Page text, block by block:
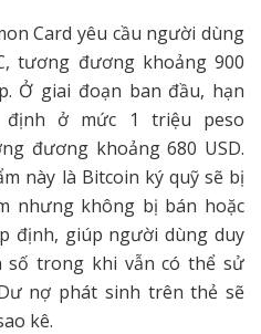
Card yêu cầu người dùng
tương đương khoảng 900
Ở giai đoạn ban đầu, hạn
ở mức 1 triệu peso
đương khoảng 680 USD.
này là Bitcoin ký quỹ sẽ bị
nhưng không bị bán hoặc
định, giúp người dùng duy
trong khi vẫn có thể sử
nợ phát sinh trên thẻ sẽ
kê.